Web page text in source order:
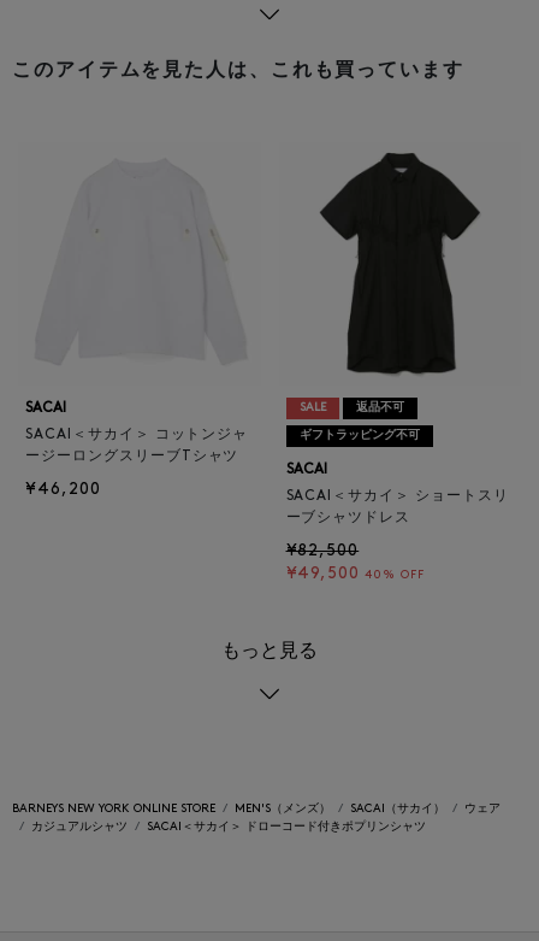
このアイテムを見た人は、これも買っています
SACAI
SACAI＜サカイ＞ コットンジャ
ージーロングスリーブTシャツ
¥46,200
SALE 返品不可
ギフトラッピング不可
SACAI
SACAI＜サカイ＞ ショートスリ
ーブシャツドレス
¥82,500
¥49,500 40% OFF
もっと見る
BARNEYS NEW YORK ONLINE STORE MEN'S（メンズ） SACAI（サカイ）
ウェア
カジュアルシャツ
SACAI＜サカイ＞ ドローコード付きポプリンシャツ